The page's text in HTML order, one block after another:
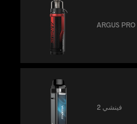
ARGUS PRO
فينشي 2